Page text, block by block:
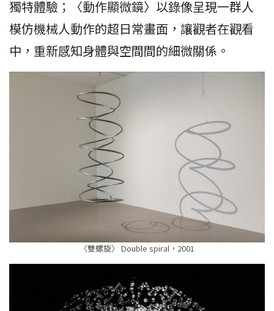
獨特體驗；〈動作顯微鏡〉以錄像呈現一群人
模仿機械人動作的超日常畫面，讓觀者在觀看
中，重新感知身體與空間間的細微關係。
〈雙螺旋〉 Double spiral，2001